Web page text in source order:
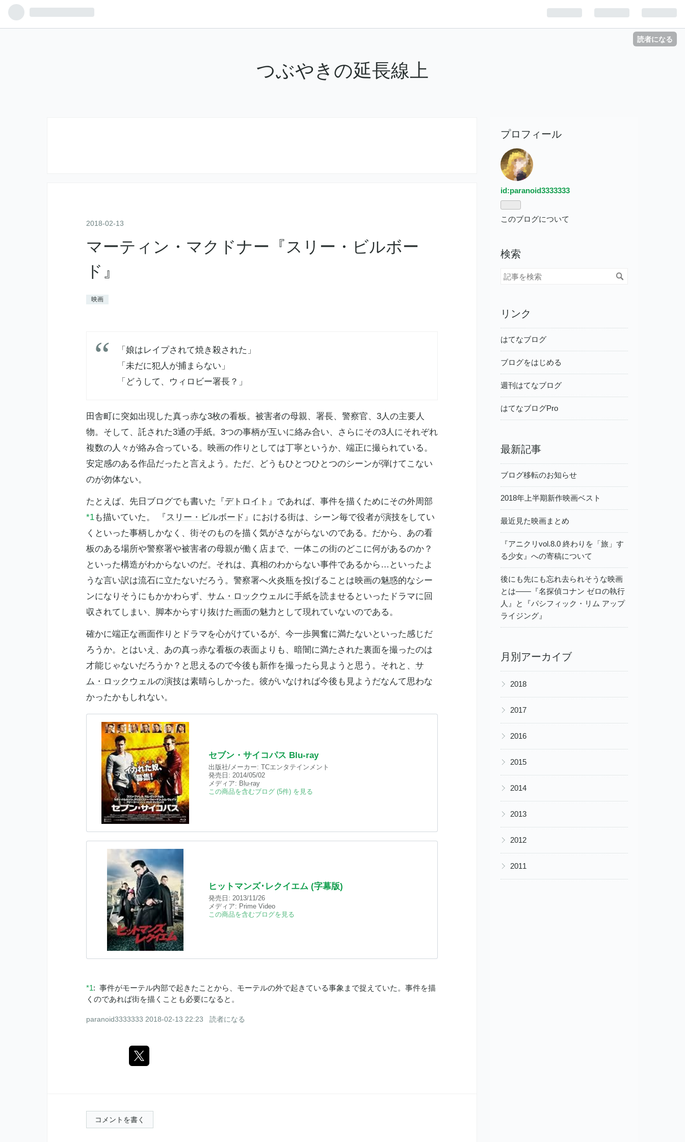
読者になる
つぶやきの延長線上
2018-02-13
マーティン・マクドナー『スリー・ビルボー
ド』
映画
「娘はレイプされて焼き殺された」
「未だに犯人が捕まらない」
「どうして、ウィロビー署長？」
田舎町に突如出現した真っ赤な3枚の看板。被害者の母親、署長、警察官、3人の主要人
物。そして、託された3通の手紙。3つの事柄が互いに絡み合い、さらにその3人にそれぞれ
複数の人々が絡み合っている。映画の作りとしては丁寧というか、端正に撮られている。
安定感のある作品だったと言えよう。ただ、どうもひとつひとつのシーンが弾けてこない
のが勿体ない。
たとえば、先日ブログでも書いた『デトロイト 』であれば、事件を描くためにその外周部
*1も描いていた。 『 スリー・ビルボード 』における街は、シーン毎で役者が演技をしてい
くといった事柄しかなく、街そのものを描く気がさながらないのである。だから、あの看
板のある場所や警察署や被害者の母親が働く店まで、一体この街のどこに何があるのか？
といった構造がわからないのだ。それは、真相のわからない事件であるから…といったよ
うな言い訳は流石に立たないだろう。警察署へ火炎瓶を投げることは映画の魅惑的なシー
ンになりそうにもかかわらず、 サム・ロックウェルに手紙を読ませるといったドラマに回
収されてしまい、脚本からすり抜けた画面の魅力として現れていないのである。
確かに端正な画面作りとドラマを心がけているが、今一歩興奮に満たないといった感じだ
ろうか。とはいえ、あの真っ赤な看板の表面よりも、暗闇に満たされた裏面を撮ったのは
才能じゃないだろうか？と思えるので今後も新作を撮ったら見ようと思う。それと、 サ
ム・ロックウェルの演技は素晴らしかった。彼がいなければ今後も見ようだなんて思わな
かったかもしれない。
セブン・サイコパス Blu-ray
出版社/メーカー: TCエンタテインメント
発売日: 2014/05/02
メディア: Blu-ray
この商品を含むブログ (5件) を見る
ヒットマンズ･レクイエム (字幕版)
発売日: 2013/11/26
メディア: Prime Video
この商品を含むブログを見る
*1: 事件がモーテル内部で起きたことから、モーテルの外で起きている事象まで捉えていた。事件を描
くのであれば街を描くことも必要になると。
paranoid3333333 2018-02-13 22:23 読者になる
コメントを書く
プロフィール
id:paranoid3333333
このブログについて
検索
リンク
はてなブログ
ブログをはじめる
週刊はてなブログ
はてなブログPro
最新記事
ブログ移転のお知らせ
2018年上半期新作映画ベスト
最近見た映画まとめ
『アニクリvol.8.0 終わりを「旅」す
る少女』への寄稿について
後にも先にも忘れ去られそうな映画
とは――『名探偵コナン ゼロの執行
人』と『パシフィック・リム アップ
ライジング』
月別アーカイブ
▶ 2018
▶ 2017
▶ 2016
▶ 2015
▶ 2014
▶ 2013
▶ 2012
▶ 2011